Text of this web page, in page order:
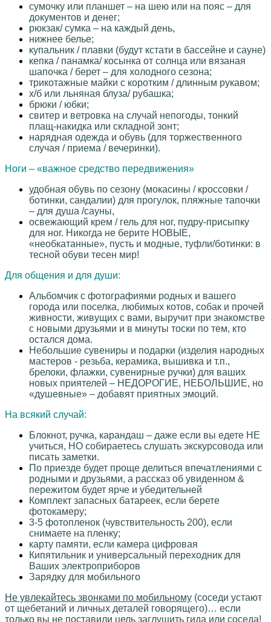
сумочку или планшет – на шею или на пояс – для
документов и денег;
рюкзак/ сумка – на каждый день,
нижнее белье;
купальник / плавки (будут кстати в бассейне и сауне)
кепка / панамка/ косынка от солнца или вязаная
шапочка / берет – для холодного сезона;
трикотажные майки с коротким / длинным рукавом;
х/б или льняная блуза/ рубашка;
брюки / юбки;
свитер и ветровка на случай непогоды, тонкий
плащ-накидка или складной зонт;
нарядная одежда и обувь (для торжественного
случая / приема / вечеринки).
Ноги – «важное средство передвижения»
удобная обувь по сезону (мокасины / кроссовки /
ботинки, сандалии) для прогулок, пляжные тапочки
– для душа /сауны,
освежающий крем / гель для ног, пудру-присыпку
для ног. Никогда не берите НОВЫЕ,
«необкатанные», пусть и модные, туфли/ботинки: в
тесной обуви тесен мир!
Для общения и для души:
Альбомчик с фотографиями родных и вашего
города или поселка, любимых котов, собак и прочей
живности, живущих с вами, выручит при знакомстве
с новыми друзьями и в минуты тоски по тем, кто
остался дома.
Небольшие сувениры и подарки (изделия народных
мастеров - резьба, керамика, вышивка и т.п.,
брелоки, флажки, сувенирные ручки) для ваших
новых приятелей – НЕДОРОГИЕ, НЕБОЛЬШИЕ, но
«душевные» – добавят приятных эмоций.
На всякий случай:
Блокнот, ручка, карандаш – даже если вы едете НЕ
учиться, НО собираетесь слушать экскурсовода или
писать заметки.
По приезде будет проще делиться впечатлениями с
родными и друзьями, а рассказ об увиденном &
пережитом будет ярче и убедительней
Комплект запасных батареек, если берете
фотокамеру;
3-5 фотопленок (чувствительность 200), если
снимаете на пленку;
карту памяти, если камера цифровая
Кипятильник и универсальный переходник для
Ваших электроприборов
Зарядку для мобильного
Не увлекайтесь звонками по мобильному (соседи устают
от щебетаний и личных деталей говорящего)… если
только вы не поставили цель заглушить гида или соседа!